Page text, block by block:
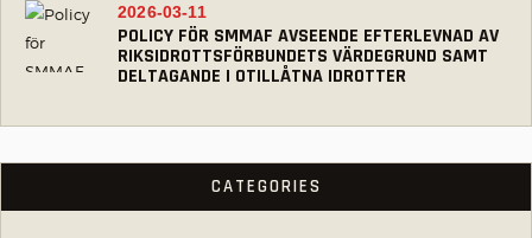
POLICY FÖR SMMAF AVSEENDE EFTERLEVNAD AV
RIKSIDROTTSFÖRBUNDETS VÄRDEGRUND SAMT
DELTAGANDE I OTILLÅTNA IDROTTER
2026-03-11
CATEGORIES